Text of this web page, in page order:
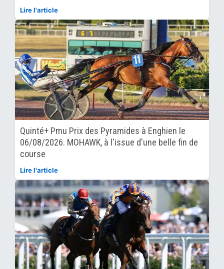
Lire l'article
Quinté+ Pmu Prix des Pyramides à Enghien le
06/08/2026. MOHAWK, à l'issue d'une belle fin de
course
Lire l'article